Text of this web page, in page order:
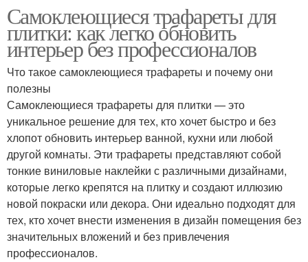
Самоклеющиеся трафареты для
плитки: как легко обновить
интерьер без профессионалов
Что такое самоклеющиеся трафареты и почему они
полезны
Самоклеющиеся трафареты для плитки — это
уникальное решение для тех, кто хочет быстро и без
хлопот обновить интерьер ванной, кухни или любой
другой комнаты. Эти трафареты представляют собой
тонкие виниловые наклейки с различными дизайнами,
которые легко крепятся на плитку и создают иллюзию
новой покраски или декора. Они идеально подходят для
тех, кто хочет внести изменения в дизайн помещения без
значительных вложений и без привлечения
профессионалов.